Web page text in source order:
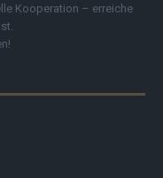
Kooperation – erreiche